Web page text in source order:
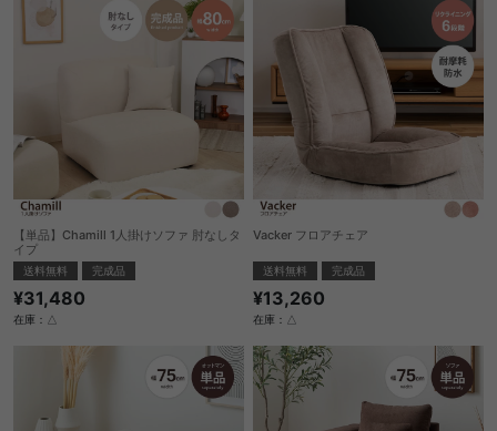
【単品】Chamill 1人掛けソファ 肘なしタ
イプ
送料無料 完成品
¥31,480
在庫：△
Vacker フロアチェア
送料無料 完成品
¥13,260
在庫：△